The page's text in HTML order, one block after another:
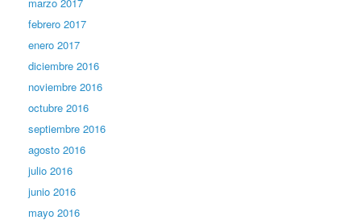
febrero 2017
enero 2017
diciembre 2016
noviembre 2016
octubre 2016
septiembre 2016
agosto 2016
julio 2016
junio 2016
mayo 2016